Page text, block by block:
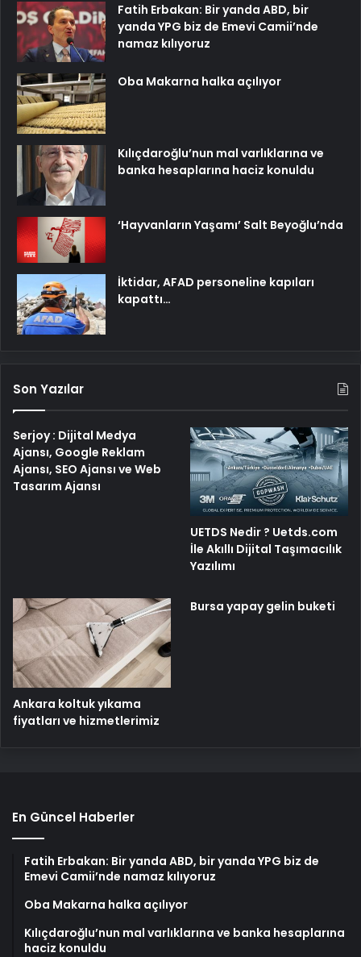
Fatih Erbakan: Bir yanda ABD, bir
yanda YPG biz de Emevi Camii’nde
namaz kılıyoruz
Oba Makarna halka açılıyor
Kılıçdaroğlu’nun mal varlıklarına ve
banka hesaplarına haciz konuldu
‘Hayvanların Yaşamı’ Salt Beyoğlu’nda
İktidar, AFAD personeline kapıları
kapattı…
Son Yazılar
Serjoy : Dijital Medya
Ajansı, Google Reklam
Ajansı, SEO Ajansı ve Web
Tasarım Ajansı
UETDS Nedir ? Uetds.com
İle Akıllı Dijital Taşımacılık
Yazılımı
Ankara koltuk yıkama
fiyatları ve hizmetlerimiz
Bursa yapay gelin buketi
En Güncel Haberler
Fatih Erbakan: Bir yanda ABD, bir yanda YPG biz de
Emevi Camii’nde namaz kılıyoruz
Oba Makarna halka açılıyor
Kılıçdaroğlu’nun mal varlıklarına ve banka hesaplarına
haciz konuldu